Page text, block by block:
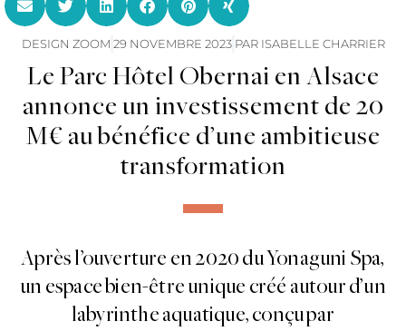
DESIGN ZOOM 29 NOVEMBRE 2023 PARISABELLE CHARRIER
Le Parc Hôtel Obernai en Alsace
annonce un investissement de 20
M€ au bénéfice d’une ambitieuse
transformation
Après l’ouverture en 2020 du Yonaguni Spa,
un espace bien-être unique créé autour d’un
labyrinthe aquatique, conçu par